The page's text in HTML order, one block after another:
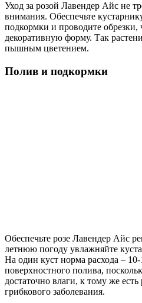
Уход за розой Лавендер Айс не
внимания. Обеспечьте
подкормки и проводите
декоративную форму. Так
пышным цветением.
Полив и подкормки
Обеспечьте розе Лавендер Айс
летнюю погоду увлажняйте
На один куст норма расхода –
поверхностного полива,
достаточно влаги, к тому же
грибкового заболевания.